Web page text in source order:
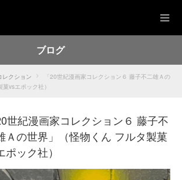
ブログ
レクション
「20世紀漫画家コレクション６ 藤子不二雄Ａの
vsエポック社）
世紀漫画家コレクション６ 藤子不
Ａの世界」（怪物くん フルタ製菓
ポック社）